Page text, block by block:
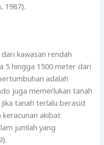
1987).
kawasan rendah
5 hingga 1500 meter dari
adalah
juga memerlukan tanah
tanah terlalu berasid
keracunan akibat
jumlah yang